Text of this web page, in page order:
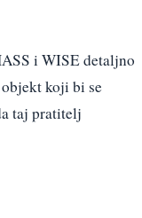
i WISE detaljno
koji bi se
taj pratitelj